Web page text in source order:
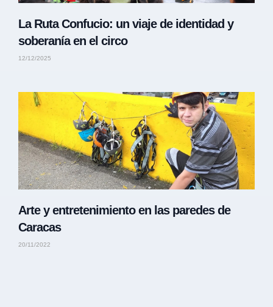
La Ruta Confucio: un viaje de identidad y
soberanía en el circo
12/12/2025
Arte y entretenimiento en las paredes de
Caracas
20/11/2022